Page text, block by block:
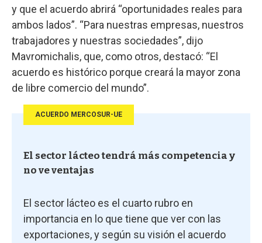
y que el acuerdo abrirá “oportunidades reales para
ambos lados”. “Para nuestras empresas, nuestros
trabajadores y nuestras sociedades”, dijo
Mavromichalis, que, como otros, destacó: “El
acuerdo es histórico porque creará la mayor zona
de libre comercio del mundo”.
ACUERDO MERCOSUR-UE
El sector lácteo tendrá más competencia y
no ve ventajas
El sector lácteo es el cuarto rubro en
importancia en lo que tiene que ver con las
exportaciones, y según su visión el acuerdo